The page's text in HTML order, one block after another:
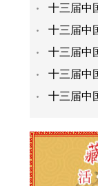
十三届中
十三届中
十三届中
十三届中
十三届中